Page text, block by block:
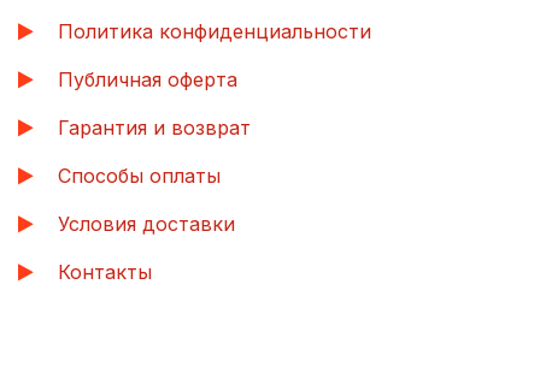
Политика конфиденциальности
Публичная оферта
Гарантия и возврат
Способы оплаты
Условия доставки
Контакты